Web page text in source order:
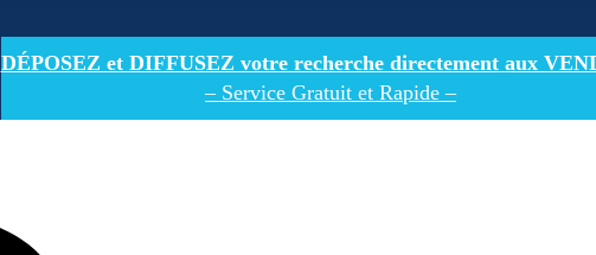
DÉPOSEZ et DIFFUSEZ votre recherche directement aux
– Service Gratuit et Rapide –